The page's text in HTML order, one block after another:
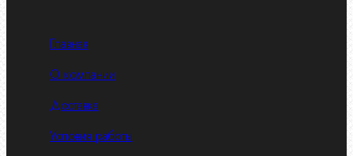
Главная
О компании
Доставка
Условия работы